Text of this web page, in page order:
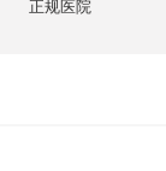
正规医院
老公就不怎么